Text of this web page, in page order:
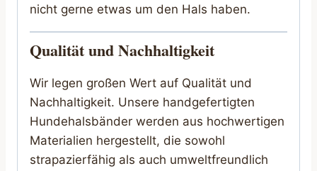
nicht gerne etwas um den Hals haben.
Qualität und Nachhaltigkeit
Wir legen großen Wert auf Qualität und
Nachhaltigkeit. Unsere handgefertigten
Hundehalsbänder werden aus hochwertigen
Materialien hergestellt, die sowohl
strapazierfähig als auch umweltfreundlich